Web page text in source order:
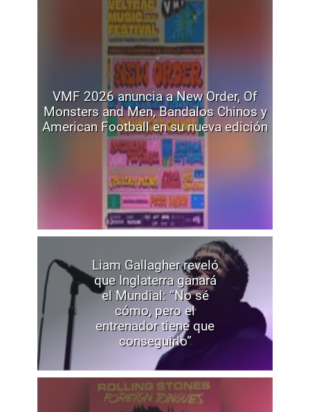
VMF 2026 anuncia a New Order, Of
Monsters and Men, Bandalos Chinos y
American Football en su nueva edición
Liam Gallagher reveló
que Inglaterra ganará
el Mundial: “No sé
cómo, pero el
entrenador tiene que
conseguirlo”